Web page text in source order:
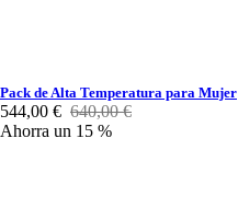
Pack de Alta Temperatura para Mujer
544,00 € 640,00 €
Ahorra un 15 %